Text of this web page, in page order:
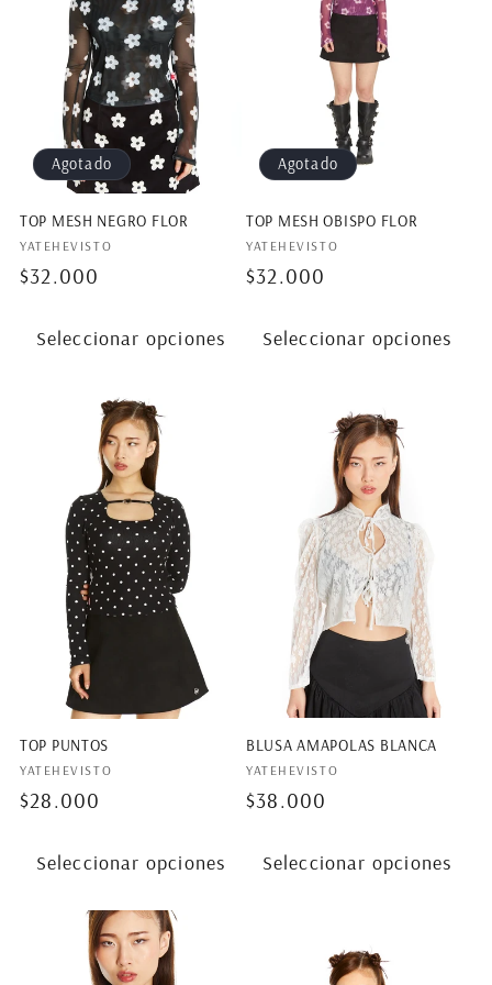
Agotado
TOP MESH NEGRO FLOR
Proveedor:
YATEHEVISTO
Precio
$32.000
Seleccionar opciones
Agotado
TOP MESH OBISPO FLOR
Proveedor:
YATEHEVISTO
Precio
$32.000
Seleccionar opciones
TOP PUNTOS
Proveedor:
YATEHEVISTO
Precio
$28.000
Seleccionar opciones
BLUSA AMAPOLAS BLANCA
Proveedor:
YATEHEVISTO
Precio
$38.000
Seleccionar opciones